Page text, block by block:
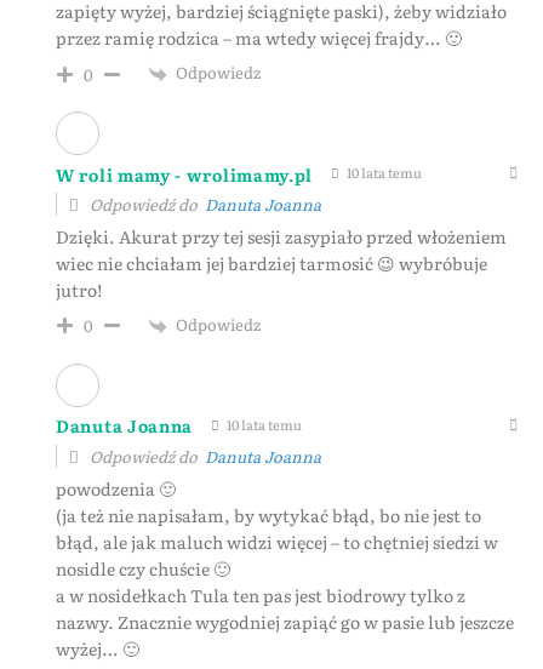
zapięty wyżej, bardziej ściągnięte paski), żeby widziało
przez ramię rodzica – ma wtedy więcej frajdy… 🙂
0 Odpowiedz
W roli mamy - wrolimamy.pl 10 lata temu
Odpowiedź do Danuta Joanna
Dzięki. Akurat przy tej sesji zasypiało przed włożeniem
wiec nie chciałam jej bardziej tarmosić 😉 wybróbuje
jutro!
0 Odpowiedz
Danuta Joanna 10 lata temu
Odpowiedź do Danuta Joanna
powodzenia 🙂
(ja też nie napisałam, by wytykać błąd, bo nie jest to
błąd, ale jak maluch widzi więcej – to chętniej siedzi w
nosidle czy chuście 🙂
a w nosidełkach Tula ten pas jest biodrowy tylko z
nazwy. Znacznie wygodniej zapiąć go w pasie lub jeszcze
wyżej… 🙂